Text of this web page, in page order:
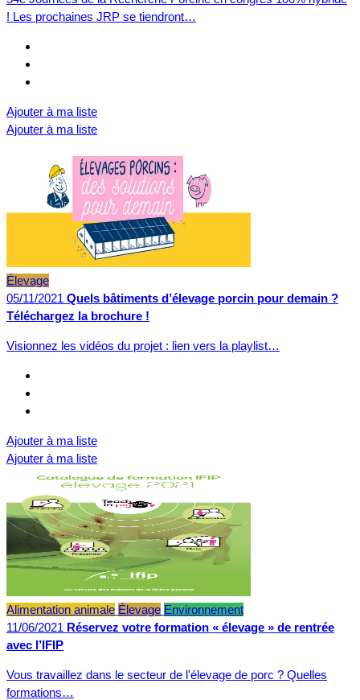
! Les prochaines JRP se tiendront…
Ajouter à ma liste
Ajouter à ma liste
Élevage
05/11/2021 Quels bâtiments d’élevage porcin pour demain ?
Téléchargez la brochure !
Visionnez les vidéos du projet : lien vers la playlist…
Ajouter à ma liste
Ajouter à ma liste
Alimentation animale Élevage Environnement
11/06/2021 Réservez votre formation « élevage » de rentrée
avec l’IFIP
Vous travaillez dans le secteur de l'élevage de porc ? Quelles
formations…